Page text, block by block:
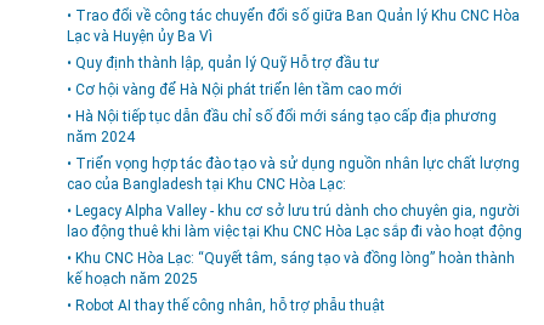
• Trao đổi về công tác chuyển đổi số giữa Ban Quản lý Khu CNC Hòa
Lạc và Huyện ủy Ba Vì
• Quy định thành lập, quản lý Quỹ Hỗ trợ đầu tư
• Cơ hội vàng để Hà Nội phát triển lên tầm cao mới
• Hà Nội tiếp tục dẫn đầu chỉ số đổi mới sáng tạo cấp địa phương
năm 2024
• Triển vọng hợp tác đào tạo và sử dụng nguồn nhân lực chất lượng
cao của Bangladesh tại Khu CNC Hòa Lạc:
• Legacy Alpha Valley - khu cơ sở lưu trú dành cho chuyên gia, người
lao động thuê khi làm việc tại Khu CNC Hòa Lạc sắp đi vào hoạt động
• Khu CNC Hòa Lạc: “Quyết tâm, sáng tạo và đồng lòng” hoàn thành
kế hoạch năm 2025
• Robot AI thay thế công nhân, hỗ trợ phẫu thuật